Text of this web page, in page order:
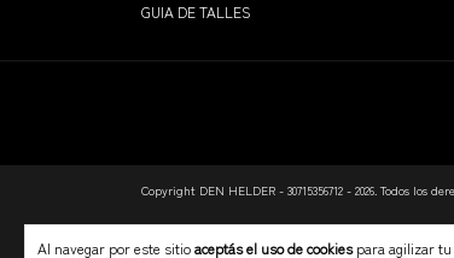
Al navegar por este sitioaceptás el uso de cookiespara agilizar tu
GUIA DE TALLES
Copyright DEN HELDER - 30715356712 - 2026. Todos los